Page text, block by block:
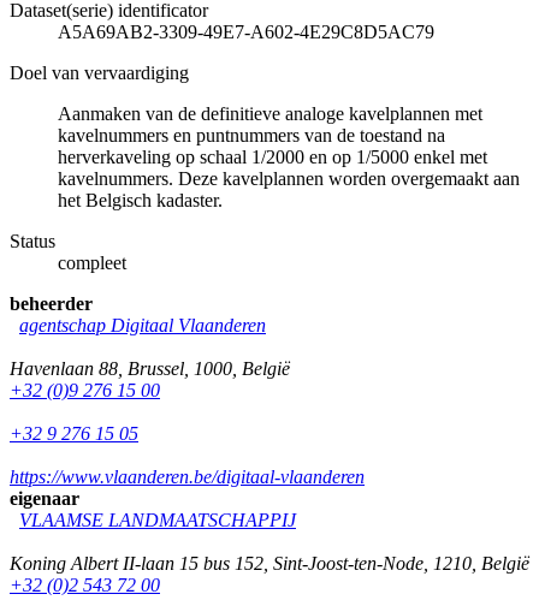
Dataset(serie) identificator
A5A69AB2-3309-49E7-A602-4E29C8D5AC79
Doel van vervaardiging
Aanmaken van de definitieve analoge kavelplannen met
kavelnummers en puntnummers van de toestand na
herverkaveling op schaal 1/2000 en op 1/5000 enkel met
kavelnummers. Deze kavelplannen worden overgemaakt aan
het Belgisch kadaster.
Status
compleet
beheerder
agentschap Digitaal Vlaanderen
Havenlaan 88 Brussel 1000 België
+32 (0)9 276 15 00
+32 9 276 15 05
https://www.vlaanderen.be/digitaal-vlaanderen
eigenaar
VLAAMSE LANDMAATSCHAPPIJ
Koning Albert II-laan 15 bus 152 Sint-Joost-ten-Node 1210 België
+32 (0)2 543 72 00